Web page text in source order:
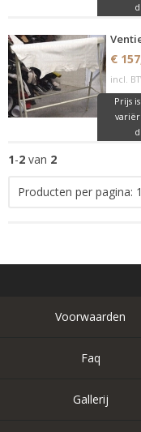
€
incl.
Prijs
1-2 van 2
Producten per pagina:
Voorwaarden
Faq
Gallerij